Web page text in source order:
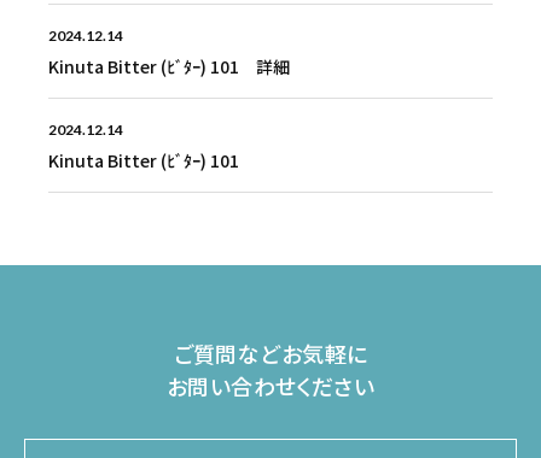
2024.12.14
Kinuta Bitter (ﾋﾞﾀｰ) 101 詳細
2024.12.14
Kinuta Bitter (ﾋﾞﾀｰ) 101
ご質問などお気軽に
お問い合わせください